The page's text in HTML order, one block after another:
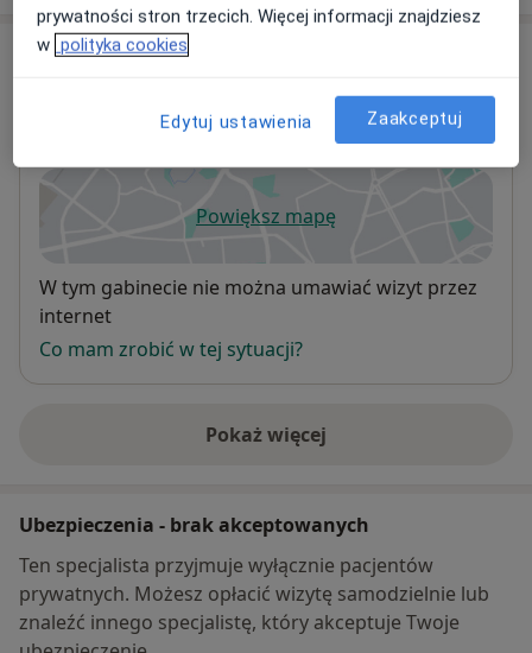
Adres
Stomatologia Matuszczyk
Jaworzno
Powiększ mapęotwiera się w nowej karcie
Dostępność
W tym gabinecie nie można umawiać wizyt przez
internet
Co mam zrobić w tej sytuacji?
Pokaż więcej
o adresie
Ubezpieczenia - brak akceptowanych
Ten specjalista przyjmuje wyłącznie pacjentów
prywatnych. Możesz opłacić wizytę samodzielnie lub
znaleźć innego specjalistę, który akceptuje Twoje
prywatności stron trzecich. Więcej informacji znajdziesz
w polityka cookies
Edytuj ustawienia Zaakceptuj